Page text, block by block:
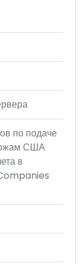
по подаче
США
в